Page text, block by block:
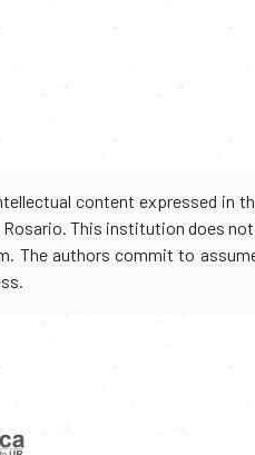
content expressed in
This institution does
The authors commit to